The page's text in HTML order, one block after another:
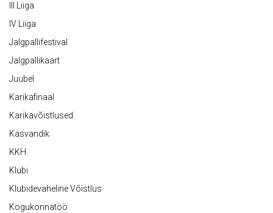
III Liiga
IV Liiga
Jalgpallifestival
Jalgpallikaart
Juubel
Karikafinaal
Karikavõistlused
Kasvandik
KKH
Klubi
Klubidevaheline Võistlus
Kogukonnatöö